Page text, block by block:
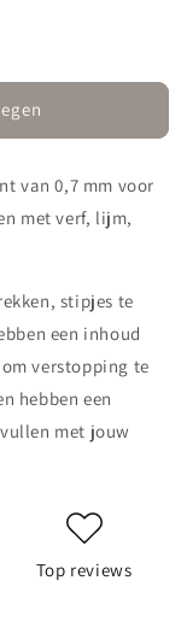
van 0,7 mm voor
met verf, lijm,
stipjes te
een inhoud
verstopping te
hebben een
met jouw
Top reviews